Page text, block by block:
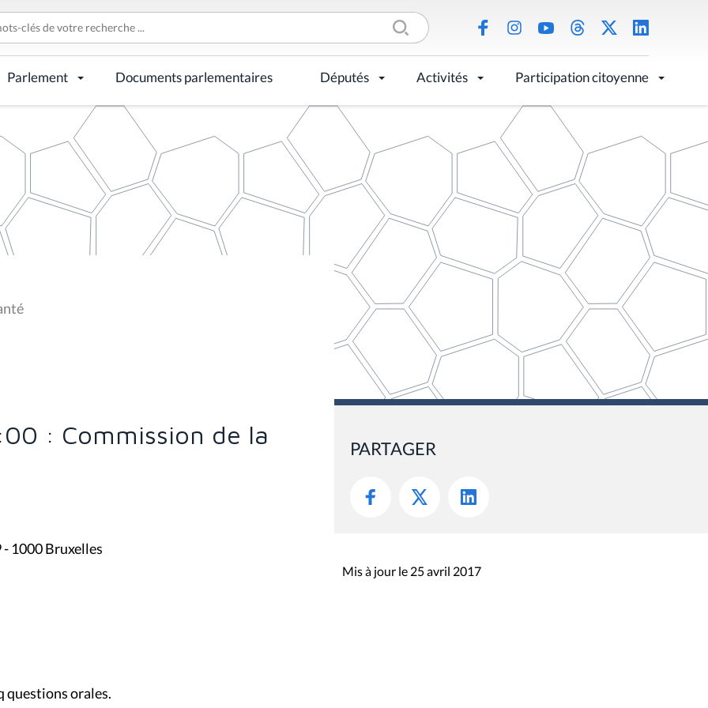
Parlement Documents parlementaires Députés Activités Participation citoyenne
: Commission de la
- 1000 Bruxelles
questions orales.
PARTAGER
Mis à jour le 25 avril 2017